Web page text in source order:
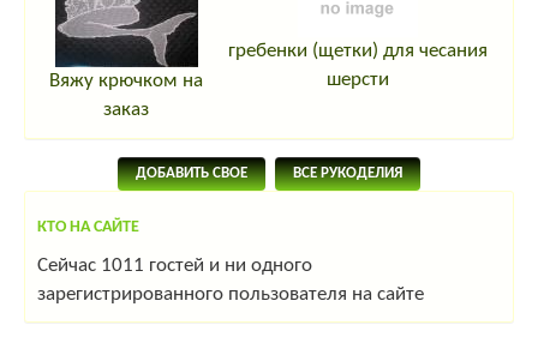
Вяжу крючком на
заказ
гребенки (щетки) для чесания
шерсти
ДОБАВИТЬ СВОЕ ВСЕ РУКОДЕЛИЯ
КТО НА САЙТЕ
Сейчас 1011 гостей и ни одного
зарегистрированного пользователя на сайте